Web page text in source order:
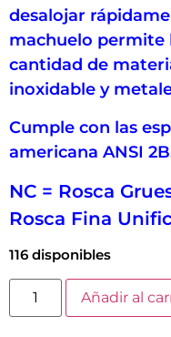
desalojar
machuelo permite
cantidad de
inoxidable y
Cumple con las
americana ANSI
NC = Rosca
Rosca Fina
116 disponibles
Añadir al